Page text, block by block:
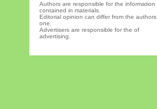
Authors are responsible for the information
contained in materials.
Editorial opinion can differ from the authors
one.
Advertisers are responsible for the of
advertising.